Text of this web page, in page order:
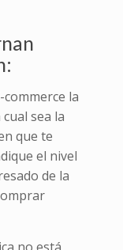
la
sea la
que te
el nivel
de la